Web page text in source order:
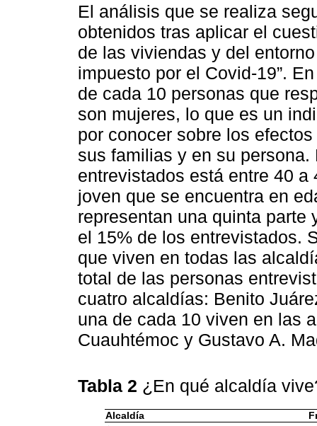
El análisis que se realiza
obtenidos tras aplicar el
de las viviendas y del
impuesto por el Covid-19”.
de cada 10 personas que
son mujeres, lo que es un
por conocer sobre los
sus familias y en su
entrevistados está entre 40
joven que se encuentra en
representan una quinta parte
el 15% de los entrevistados.
que viven en todas las
total de las personas
cuatro alcaldías: Benito
una de cada 10 viven en las
Cuauhtémoc y Gustavo A.
Tabla 2 ¿En qué alcaldía
Alcaldía